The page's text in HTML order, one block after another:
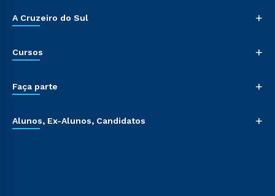
A Cruzeiro do Sul +
Cursos +
Faça parte +
Alunos, Ex-Alunos, Candidatos +